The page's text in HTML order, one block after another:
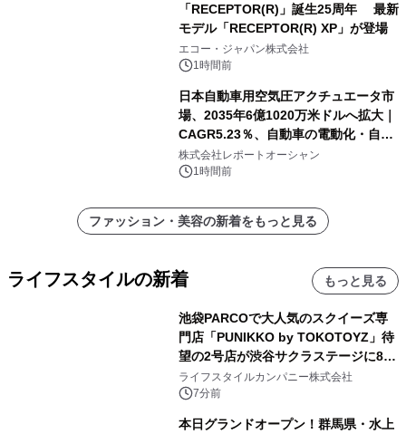
「RECEPTOR(R)」誕生25周年 最新
モデル「RECEPTOR(R) XP」が登場
エコー・ジャパン株式会社
1時間前
日本自動車用空気圧アクチュエータ市
場、2035年6億1020万米ドルへ拡大｜
CAGR5.23％、自動車の電動化・自動
化・省エネ需要が成長を牽引
株式会社レポートオーシャン
1時間前
ファッション・美容の新着をもっと見る
ライフスタイルの新着 もっと見る
池袋PARCOで大人気のスクイーズ専
門店「PUNIKKO by TOKOTOYZ」待
望の2号店が渋谷サクラステージに8月
21日オープン！
ライフスタイルカンパニー株式会社
7分前
本日グランドオープン！群馬県・水上